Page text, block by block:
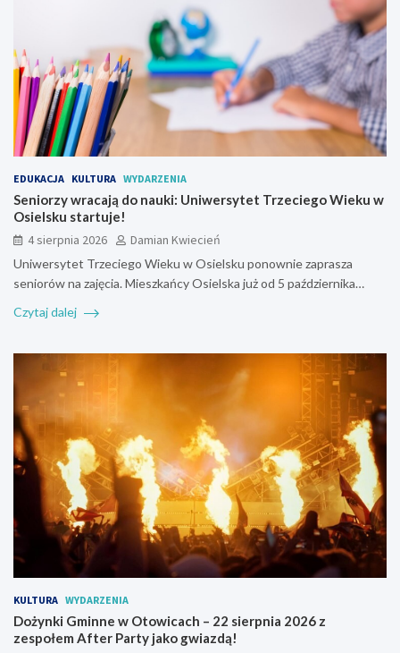
EDUKACJA KULTURA WYDARZENIA
Seniorzy wracają do nauki: Uniwersytet Trzeciego Wieku w
Osielsku startuje!
4 sierpnia 2026
Damian Kwiecień
Uniwersytet Trzeciego Wieku w Osielsku ponownie zaprasza
seniorów na zajęcia. Mieszkańcy Osielska już od 5 października…
Czytaj dalej
KULTURA WYDARZENIA
Dożynki Gminne w Otowicach – 22 sierpnia 2026 z
zespołem After Party jako gwiazdą!